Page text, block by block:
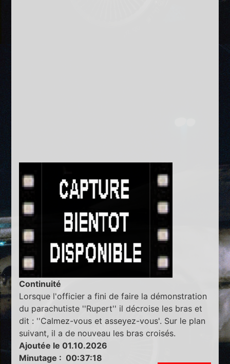
Continuité
Lorsque l'officier a fini de faire la démonstration
du parachutiste ''Rupert'' il décroise les bras et
dit : ''Calmez-vous et asseyez-vous'. Sur le plan
suivant, il a de nouveau les bras croisés.
Ajoutée le 01.10.2026
Minutage : 00:37:18